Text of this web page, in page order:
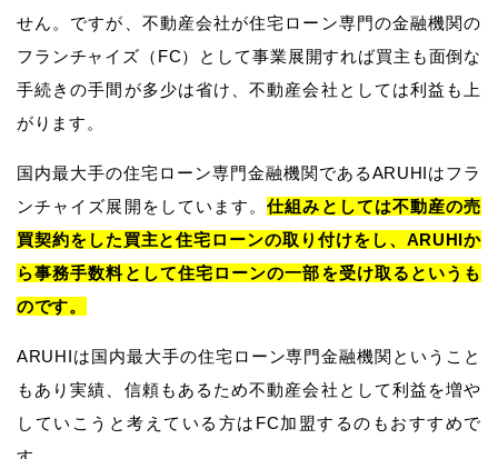
せん。ですが、不動産会社が住宅ローン専門の金融機関の
フランチャイズ（FC）として事業展開すれば買主も面倒な
手続きの手間が多少は省け、不動産会社としては利益も上
がります。
国内最大手の住宅ローン専門金融機関であるARUHIはフラ
ンチャイズ展開をしています。仕組みとしては不動産の売
買契約をした買主と住宅ローンの取り付けをし、ARUHIか
ら事務手数料として住宅ローンの一部を受け取るというも
のです。
ARUHIは国内最大手の住宅ローン専門金融機関ということ
もあり実績、信頼もあるため不動産会社として利益を増や
していこうと考えている方はFC加盟するのもおすすめで